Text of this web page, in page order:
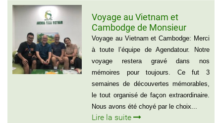
Voyage au Vietnam et
Cambodge de Monsieur
Sylvain Forest
Voyage au Vietnam et Cambodge: Merci
à toute l’équipe de Agendatour. Notre
voyage restera gravé dans nos
mémoires pour toujours. Ce fut 3
semaines de découvertes mémorables,
le tout organisé de façon extraordinaire.
Nous avons été choyé par le choix...
Lire la suite